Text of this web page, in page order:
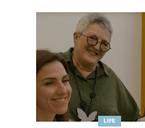
LIFE